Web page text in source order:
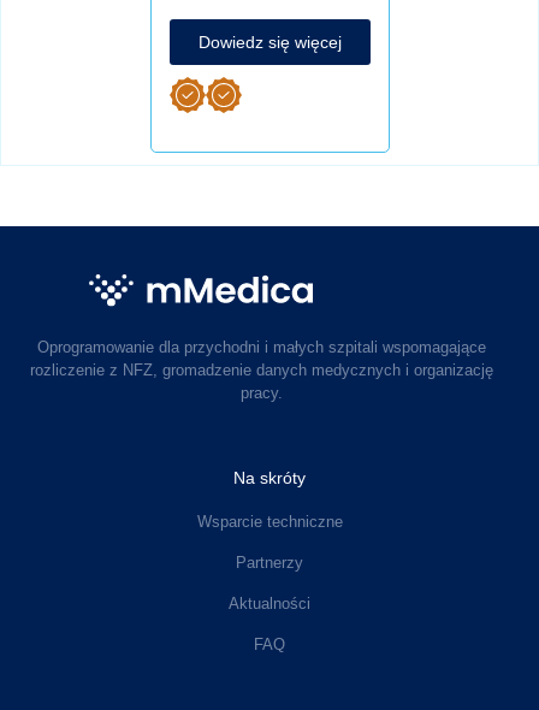
Dowiedz się więcej
Oprogramowanie dla przychodni i małych szpitali wspomagające
rozliczenie z NFZ, gromadzenie danych medycznych i organizację
pracy.
Na skróty
Wsparcie techniczne
Partnerzy
Aktualności
FAQ